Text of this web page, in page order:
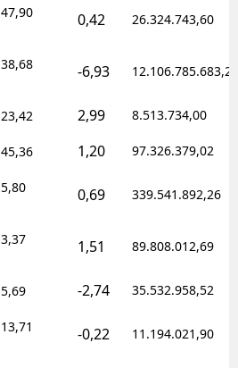
47,90 0,42 26.324.743,60
38,68 -6,93 12.106.785.683,20
23,42 2,99 8.513.734,00
45,36 1,20 97.326.379,02
5,80 0,69 339.541.892,26
3,37 1,51 89.808.012,69
5,69 -2,74 35.532.958,52
13,71 -0,22 11.194.021,90